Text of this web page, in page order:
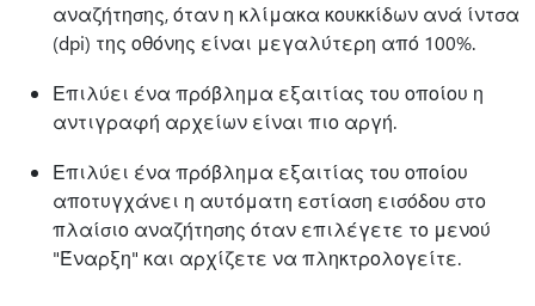
αναζήτησης, όταν η κλίμακα κουκκίδων ανά ίντσα
(dpi) της οθόνης είναι μεγαλύτερη από 100%.
Επιλύει ένα πρόβλημα εξαιτίας του οποίου η
αντιγραφή αρχείων είναι πιο αργή.
Επιλύει ένα πρόβλημα εξαιτίας του οποίου
αποτυγχάνει η αυτόματη εστίαση εισόδου στο
πλαίσιο αναζήτησης όταν επιλέγετε το μενού
"Έναρξη" και αρχίζετε να πληκτρολογείτε.